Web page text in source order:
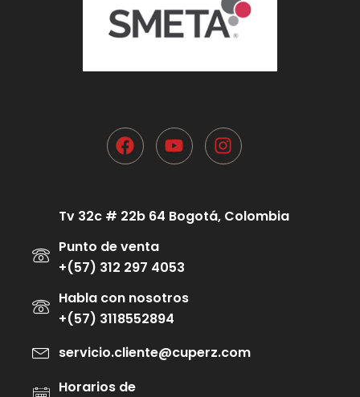
Tv 32c # 22b 64 Bogotá, Colombia
Punto de venta
+(57) 312 297 4053
Habla con nosotros
+(57) 3118552894
servicio.cliente@cuperz.com
Horarios de